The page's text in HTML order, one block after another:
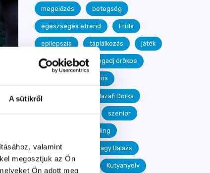
A sütikről
valamint
megosztjuk az Ön
Ön adott meg
megelőzés betegség
egészséges étrend Frida
epilepszia táplálkozás játék
Királyfai Zsu fogadj örökbe
egészségügyi kisokos
dog dancing Hazafi Dorka
Kelecsényi Detti szenior
mantrailing
Janotyik Éva Nagy Balázs
Kolompár Tímea Kutyanyelv